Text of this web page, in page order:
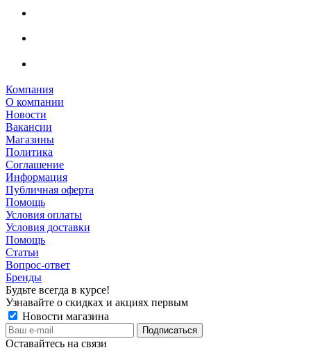
Компания
О компании
Новости
Вакансии
Магазины
Политика
Соглашение
Информация
Публичная оферта
Помощь
Условия оплаты
Условия доставки
Помощь
Статьи
Вопрос-ответ
Бренды
Будьте всегда в курсе!
Узнавайте о скидках и акциях первым
Новости магазина
Оставайтесь на связи